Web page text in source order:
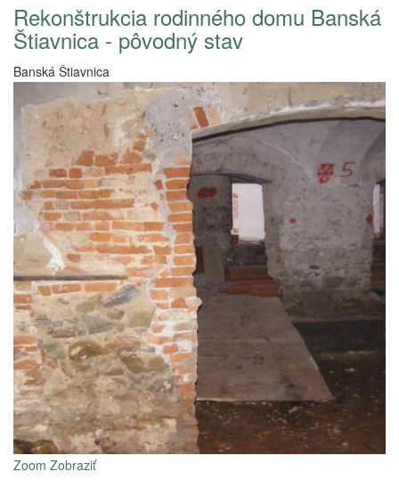
Rekonštrukcia rodinného domu Banská
Štiavnica - pôvodný stav
Banská Štiavnica
Zoom Zobraziť